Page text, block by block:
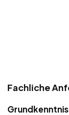
Fachliche